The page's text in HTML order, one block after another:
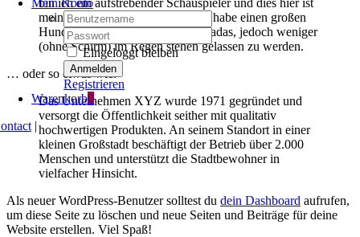
Mein Konto
Nutzername:
Passwort:
Eingeloggt bleiben
Registrieren
Warenkorb0
|
bin ich ein aufstrebender Schauspieler und dies hier ist
meine Website. Ich lebe in Berlin, habe einen großen
Hund namens Jack, mag Piña Coladas, jedoch weniger
(ohne Schirm) im Regen stehen gelassen zu werden.
… oder so etwas wie:
Das Unternehmen XYZ wurde 1971 gegründet und
versorgt die Öffentlichkeit seither mit qualitativ
hochwertigen Produkten. An seinem Standort in einer
kleinen Großstadt beschäftigt der Betrieb über 2.000
Menschen und unterstützt die Stadtbewohner in
vielfacher Hinsicht.
Als neuer WordPress-Benutzer solltest du dein Dashboard aufrufen,
um diese Seite zu löschen und neue Seiten und Beiträge für deine
Website erstellen. Viel Spaß!